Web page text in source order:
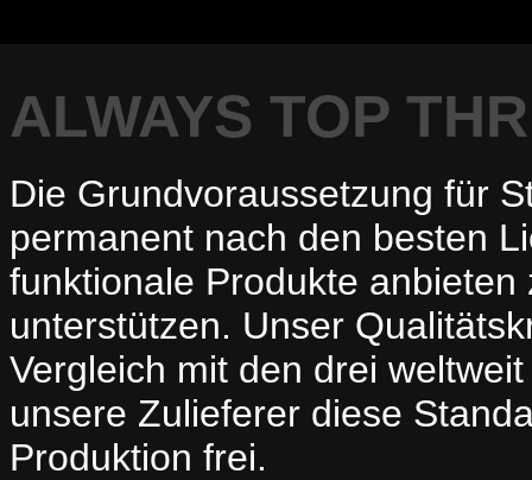
ALWAYS TOP
Die Grundvoraussetzung für
permanent nach den besten
funktionale Produkte
unterstützen. Unser
Vergleich mit den drei
unsere Zulieferer diese
Produktion frei.